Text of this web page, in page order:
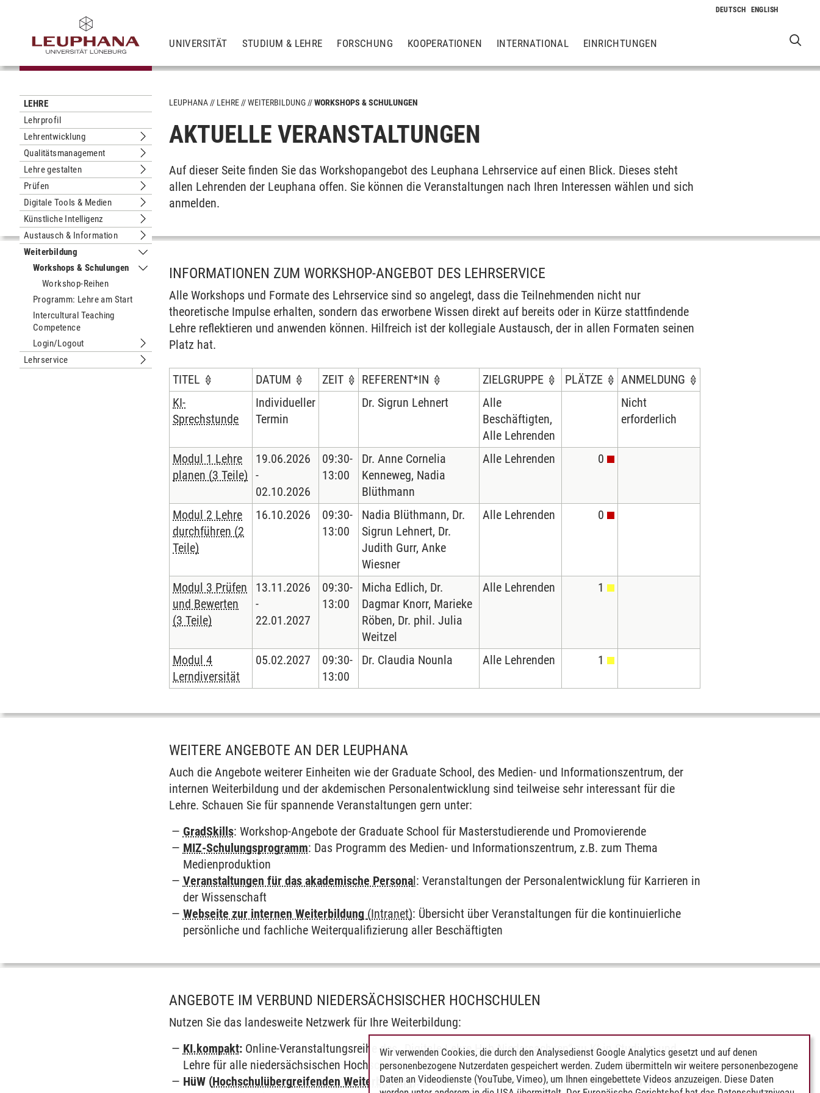
UNIVERSITÄT STUDIUM & LEHRE FORSCHUNG KOOPERATIONEN INTERNATIONAL EINRICHTUNGEN
LEHRE
Lehrprofil
Lehrentwicklung
Untermenu Lehrentwicklung
Qualitätsmanagement
Untermenu Qualitätsmanagement
Lehre gestalten
Untermenu Lehre gestalten
Prüfen
Untermenu Prüfen
Digitale Tools & Medien
Untermenu Digitale Tools & Medien
Künstliche Intelligenz
Untermenu Künstliche Intelligenz
Austausch & Information
Untermenu Austausch & Information
Weiterbildung
Untermenu Weiterbildung
Workshops & Schulungen
Untermenu Workshops & Schulungen
Workshop-Reihen
Programm: Lehre am Start
Intercultural Teaching
Competence
Login/Logout
Untermenu Login/Logout
Lehrservice
Untermenu Lehrservice
LEUPHANA LEHRE WEITERBILDUNG WORKSHOPS & SCHULUNGEN
AKTUELLE VERANSTALTUNGEN
Auf dieser Seite finden Sie das Workshopangebot des Leuphana Lehrservice auf einen Blick. Dieses steht
allen Lehrenden der Leuphana offen. Sie können die Veranstaltungen nach Ihren Interessen wählen und sich
anmelden.
INFORMATIONEN ZUM WORKSHOP-ANGEBOT DES LEHRSERVICE
Alle Workshops und Formate des Lehrservice sind so angelegt, dass die Teilnehmenden nicht nur
theoretische Impulse erhalten, sondern das erworbene Wissen direkt auf bereits oder in Kürze stattfindende
Lehre reflektieren und anwenden können. Hilfreich ist der kollegiale Austausch, der in allen Formaten seinen
Platz hat.
TITEL DATUM ZEIT REFERENT*IN ZIELGRUPPE PLÄTZE
ANMELDUNG
KI-
Sprechstunde
Individueller
Termin
Dr. Sigrun Lehnert
Alle
Beschäftigten,
Alle Lehrenden
Nicht
erforderlich
Modul 1 Lehre
planen (3 Teile)
19.06.2026
-
02.10.2026
09:30-
13:00
Dr. Anne Cornelia
Kenneweg, Nadia
Blüthmann
Alle Lehrenden 0
Modul 2 Lehre
durchführen (2
Teile)
16.10.2026
09:30-
13:00
Nadia Blüthmann, Dr.
Sigrun Lehnert, Dr.
Judith Gurr, Anke
Wiesner
Alle Lehrenden 0
Modul 3 Prüfen
und Bewerten
(3 Teile)
13.11.2026
-
22.01.2027
09:30-
13:00
Micha Edlich, Dr.
Dagmar Knorr, Marieke
Röben, Dr. phil. Julia
Weitzel
Alle Lehrenden 1
Modul 4
Lerndiversität
05.02.2027
09:30-
13:00
Dr. Claudia Nounla Alle Lehrenden 1
WEITERE ANGEBOTE AN DER LEUPHANA
Auch die Angebote weiterer Einheiten wie der Graduate School, des Medien- und Informationszentrum, der
internen Weiterbildung und der akdemischen Personalentwicklung sind teilweise sehr interessant für die
Lehre. Schauen Sie für spannende Veranstaltungen gern unter:
GradSkills: Workshop-Angebote der Graduate School für Masterstudierende und Promovierende
MIZ-Schulungsprogramm: Das Programm des Medien- und Informationszentrum, z.B. zum Thema
Medienproduktion
Veranstaltungen für das akademische Personal: Veranstaltungen der Personalentwicklung für Karrieren in
der Wissenschaft
Webseite zur internen Weiterbildung (Intranet): Übersicht über Veranstaltungen für die kontinuierliche
persönliche und fachliche Weiterqualifizierung aller Beschäftigten
ANGEBOTE IM VERBUND NIEDERSÄCHSISCHER HOCHSCHULEN
Nutzen Sie das landesweite Netzwerk für Ihre Weiterbildung:
KI.kompakt:Online-Veranstaltungsreihe des „Digitale Lehre Hub Niedersachsen“ zu KI in Studium und
Lehre für alle niedersächsischen Hochschulen.
HüW (Hochschulübergreifenden Weiterbildung):Ein breites Spektrum hochschuldidaktischer Workshops
Wir verwenden Cookies, die durch den Analysedienst Google Analytics gesetzt und auf denen
personenbezogene Nutzerdaten gespeichert werden. Zudem übermitteln wir weitere personenbezogene
Daten an Videodienste (YouTube, Vimeo), um Ihnen eingebettete Videos anzuzeigen. Diese Daten